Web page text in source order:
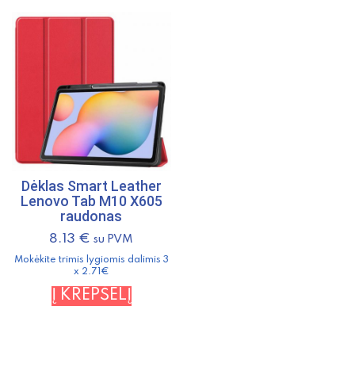
Dėklas Smart Leather
Lenovo Tab M10 X605
raudonas
8.13 € su PVM
Mokėkite trimis lygiomis dalimis 3
x 2.71€
Į KREPŠELĮ